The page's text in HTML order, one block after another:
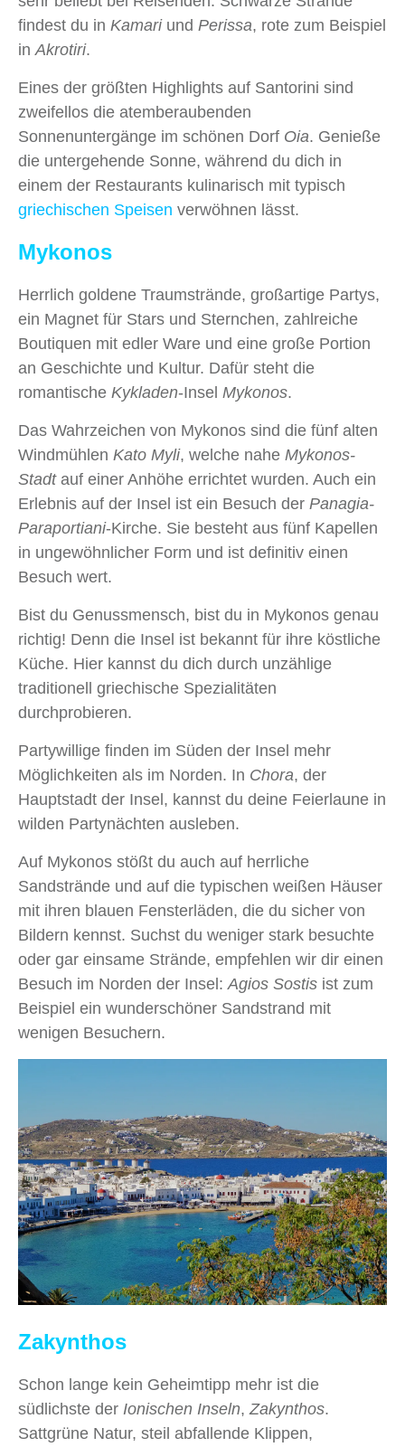
findest du in Kamariund Perissa, rote zum Beispiel
inAkrotiri.
Eines der größten Highlights auf Santorini sind
zweifellos die atemberaubenden
Sonnenuntergänge im schönen Dorf Oia. Genieße
die untergehende Sonne, während du dich in
einem der Restaurants kulinarisch mit typisch
griechischen Speisen verwöhnen lässt.
Mykonos
Herrlich goldene Traumstrände, großartige Partys,
ein Magnet für Stars und Sternchen, zahlreiche
Boutiquen mit edler Ware und eine große Portion
an Geschichte und Kultur. Dafür steht die
romantische Kykladen-Insel Mykonos.
Das Wahrzeichen von Mykonos sind die fünf alten
Windmühlen Kato Myli, welche nahe Mykonos-
Stadtauf einer Anhöhe errichtet wurden. Auch ein
Erlebnis auf der Insel ist ein Besuch der Panagia-
Paraportiani-Kirche. Sie besteht aus fünf Kapellen
in ungewöhnlicher Form und ist definitiv einen
Besuch wert.
Bist du Genussmensch, bist du in Mykonos genau
richtig! Denn die Insel ist bekannt für ihre köstliche
Küche. Hier kannst du dich durch unzählige
traditionell griechische Spezialitäten
durchprobieren.
Partywillige finden im Süden der Insel mehr
Möglichkeiten als im Norden. In Chora, der
Hauptstadt der Insel, kannst du deine Feierlaune in
wilden Partynächten ausleben.
Auf Mykonos stößt du auch auf herrliche
Sandstrände und auf die typischen weißen Häuser
mit ihren blauen Fensterläden, die du sicher von
Bildern kennst. Suchst du weniger stark besuchte
oder gar einsame Strände, empfehlen wir dir einen
Besuch im Norden der Insel:Agios Sostis ist zum
Beispiel ein wunderschöner Sandstrand mit
wenigen Besuchern.
Zakynthos
Schon lange kein Geheimtipp mehr ist die
südlichste der Ionischen Inseln, Zakynthos.
Sattgrüne Natur, steil abfallende Klippen,